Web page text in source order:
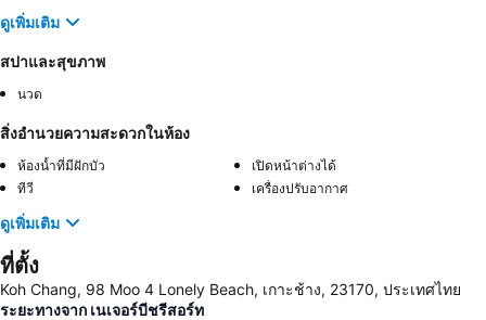
ดูเพิ่มเติม
สปาและสุขภาพ
นวด
สิ่งอำนวยความสะดวกในห้อง
ห้องน้ำที่มีฝักบัว
เปิดหน้าต่างได้
ทีวี
เครื่องปรับอากาศ
ดูเพิ่มเติม
ที่ตั้ง
Koh Chang, 98 Moo 4 Lonely Beach, เกาะช้าง, 23170, ประเทศไทย
ระยะทางจาก เนเจอร์บีชรีสอร์ท